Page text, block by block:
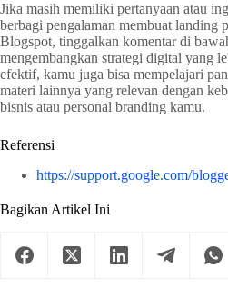
Jika masih memiliki pertanyaan atau
berbagi pengalaman membuat landing
Blogspot, tinggalkan komentar di
mengembangkan strategi digital yang
efektif, kamu juga bisa mempelajari
materi lainnya yang relevan dengan
bisnis atau personal branding kamu.
Referensi
https://support.google.com/
Bagikan Artikel Ini